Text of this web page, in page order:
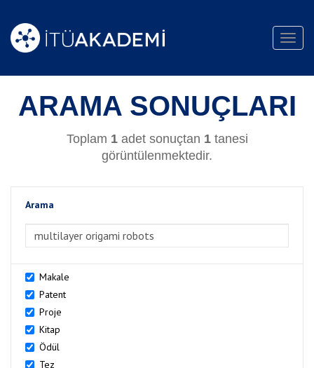
ARAMA SONUÇLARI
Toplam 1adet sonuçtan 1tanesi
görüntülenmektedir.
Arama
Makale
Patent
Proje
Kitap
Ödül
Tez